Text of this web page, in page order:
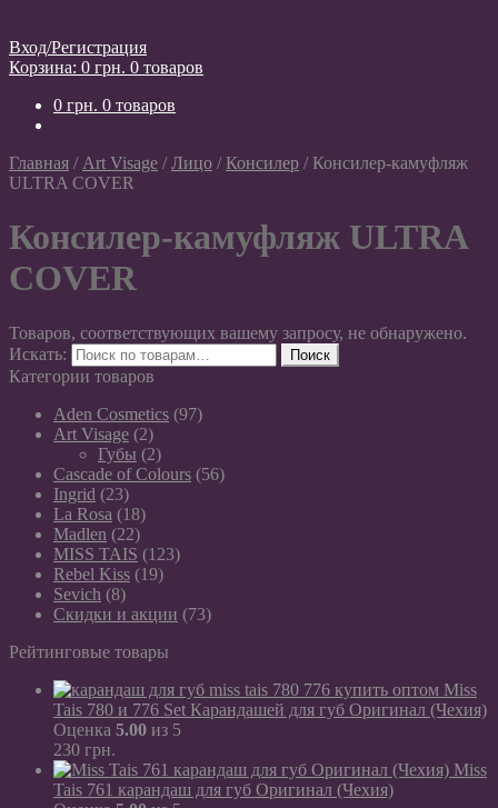
Вход/Регистрация
Корзина: 0 грн. 0 товаров
0 грн. 0 товаров
Главная / Art Visage /Лицо /Консилер /Консилер-камуфляж
ULTRA COVER
Консилер-камуфляж ULTRA
COVER
Товаров, соответствующих вашему запросу, не обнаружено.
Искать:
Поиск
Категории товаров
Aden Cosmetics (97)
Art Visage (2)
Губы (2)
Cascade of Colours (56)
Ingrid (23)
La Rosa (18)
Madlen (22)
MISS TAIS (123)
Rebel Kiss (19)
Sevich (8)
Скидки и акции (73)
Рейтинговые товары
Miss
Tais 780 и 776 Set Карандашей для губ Оригинал (Чехия)
Оценка 5.00 из 5
230 грн.
Miss
Tais 761 карандаш для губ Оригинал (Чехия)